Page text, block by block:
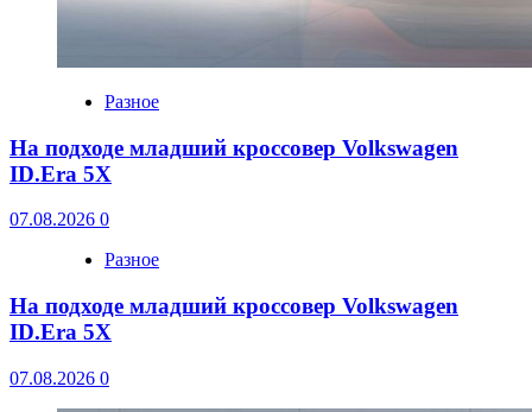
Разное
На подходе младший кроссовер Volkswagen
ID.Era 5X
07.08.2026 0
Разное
На подходе младший кроссовер Volkswagen
ID.Era 5X
07.08.2026 0